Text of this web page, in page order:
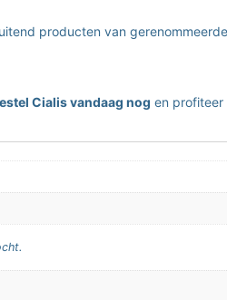
producten van
Cialis vandaag nog en profiteer